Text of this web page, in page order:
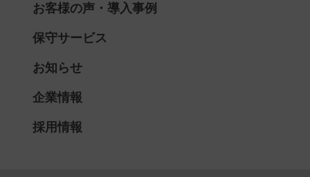
お客様の声・導入事例
保守サービス
お知らせ
企業情報
採用情報